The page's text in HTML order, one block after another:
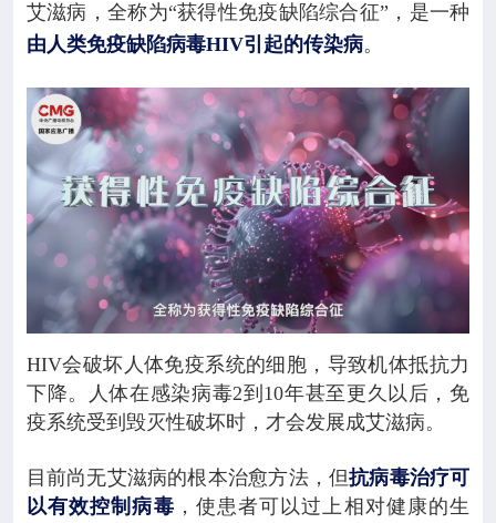
艾滋病，全称为“获得性免疫缺陷综合征”，是一种
由人类免疫缺陷病毒HIV引起的传染病。
HIV会破坏人体免疫系统的细胞，导致机体抵抗力
下降。人体在感染病毒2到10年甚至更久以后，免
疫系统受到毁灭性破坏时，才会发展成艾滋病。
目前尚无艾滋病的根本治愈方法，但抗病毒治疗可
以有效控制病毒 ，使患者可以过上相对健康的生